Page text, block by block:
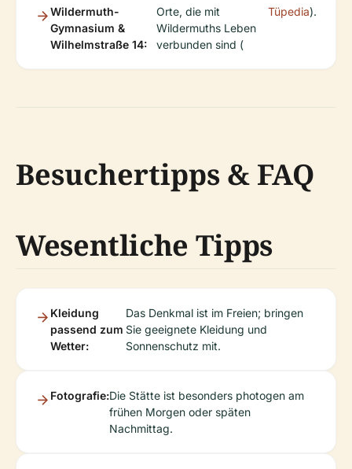
Wildermuth-
Gymnasium &
Wilhelmstraße 14:
Orte, die mit
Wildermuths Leben
verbunden sind (
Tüpedia).
Besuchertipps & FAQ
Wesentliche Tipps
Kleidung
passend zum
Wetter:
Das Denkmal ist im Freien; bringen
Sie geeignete Kleidung und
Sonnenschutz mit.
Fotografie:Die Stätte ist besonders photogen am
frühen Morgen oder späten
Nachmittag.